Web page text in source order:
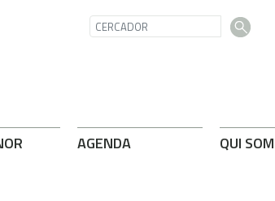
AGENDA QUI SOM